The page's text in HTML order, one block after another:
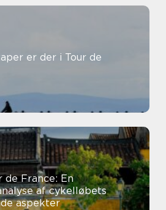
er der i Tour de
de France: En
af cykelløbets
aspekter